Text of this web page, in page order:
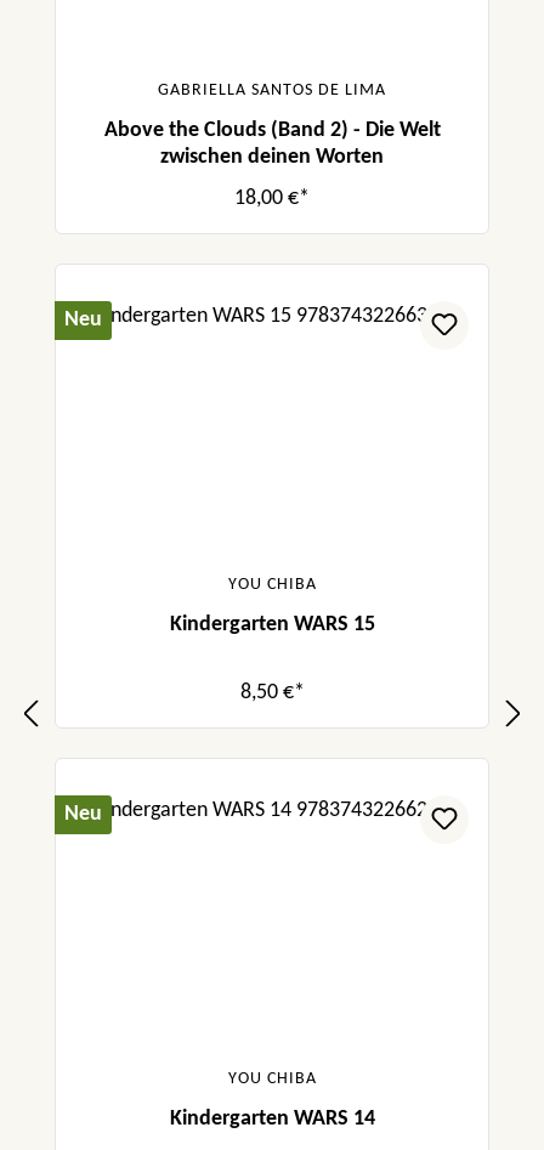
GABRIELLA SANTOS DE LIMA
Above the Clouds (Band 2) - Die Welt
zwischen deinen Worten
18,00 €*
Neu
YOU CHIBA
Kindergarten WARS 15
8,50 €*
Neu
YOU CHIBA
Kindergarten WARS 14